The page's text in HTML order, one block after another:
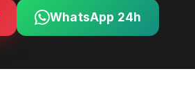
WhatsApp 24h